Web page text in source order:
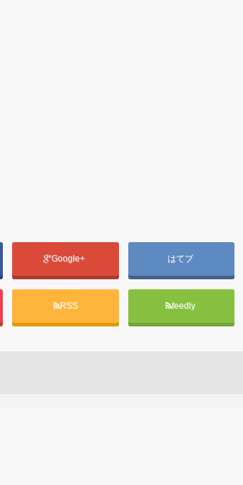
Google+ はてブ
RSS feedly